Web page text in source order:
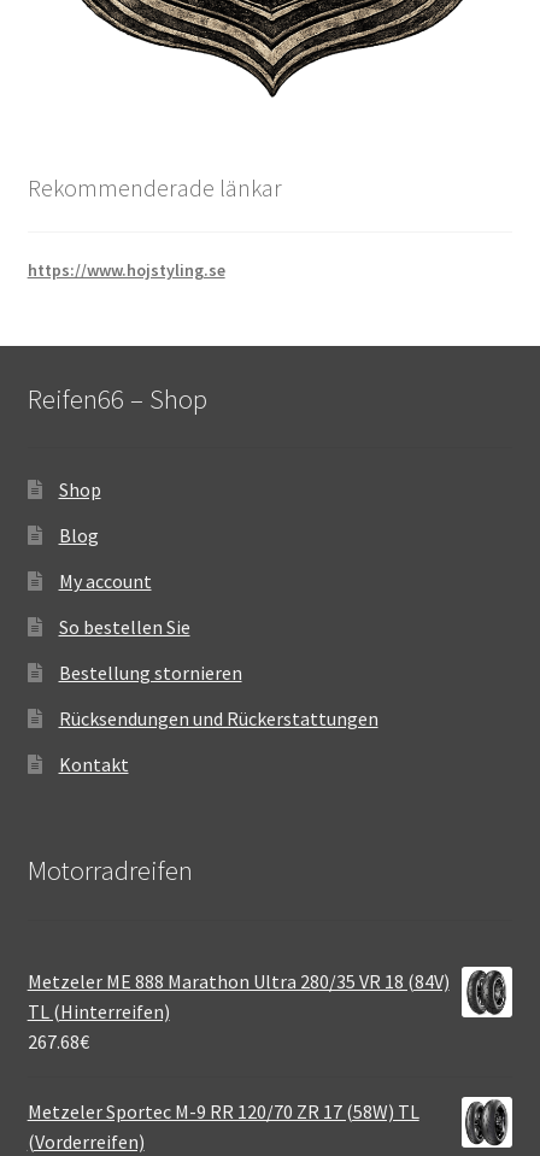
Rekommenderade länkar
https://www.hojstyling.se
Reifen66 – Shop
Shop
Blog
My account
So bestellen Sie
Bestellung stornieren
Rücksendungen und Rückerstattungen
Kontakt
Motorradreifen
Metzeler ME 888 Marathon Ultra 280/35 VR 18 (84V)
TL (Hinterreifen)
267.68€
Metzeler Sportec M-9 RR 120/70 ZR 17 (58W) TL
(Vorderreifen)